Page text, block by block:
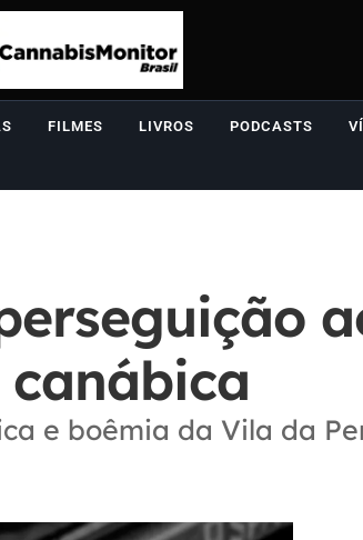
FILMES LIVROS PODCASTS
e boêmia da Vila da